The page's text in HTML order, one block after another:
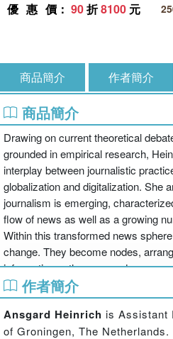
優惠價 ： 90折8100 元
商品簡介 作者簡介
商品簡介
Drawing on current theoretical
grounded in empirical research,
interplay between journalistic
globalization and digitalization. She
journalism is emerging,
flow of news as well as a growing
Within this transformed news
change. They become nodes,
information gatherers, producers,
interactive connections among
what Heinrich calls the sphere of
作者簡介
Ansgard Heinrich is Assistant
of Groningen, The Netherlands.